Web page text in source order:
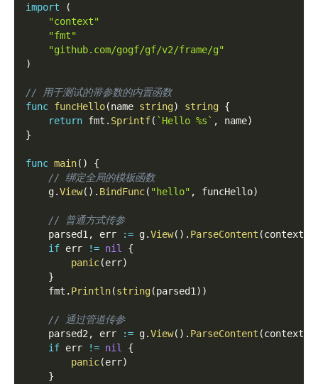
import
(
"context"
"fmt"
"github.com/gogf/gf/v2/frame/g"
)
// 用于测试的带参数的内置函数
func funcHello(name string) string {
return fmt . Sprintf( `Hello %s` , name)
}
func main( )
{
// 绑定全局的模板函数
    g
.View( ) . BindFunc( "hello" , funcHello)
// 普通方式传参
    parsed1
, err := g.View( ) . ParseContent (context
if err != nil
{
panic(err)
}
    fmt
. Println(string(parsed1) )
// 通过管道传参
    parsed2
, err := g.View( ) . ParseContent (context
if err != nil
{
panic(err)
}